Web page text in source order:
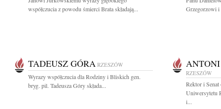
współczucia z powodu śmierci Brata składają...
Grzegorzowi i
TADEUSZ GÓRA RZESZÓW
Wyrazy współczucia dla Rodziny i Bliskich gen.
bryg. pil. Tadeusza Góry składa...
RZESZÓW
Rektor i Senat
Uniwersytetu
i...